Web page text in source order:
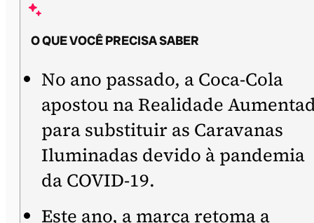
O QUE VOCÊ PRECISA SABER
No ano passado, a Coca-Cola
apostou na Realidade
para substituir as Caravanas
Iluminadas devido à pandemia
da COVID-19.
Este ano, a marca retoma a